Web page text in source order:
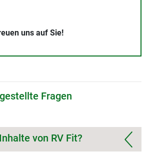
uns auf Sie!
Fragen
von RV Fit?